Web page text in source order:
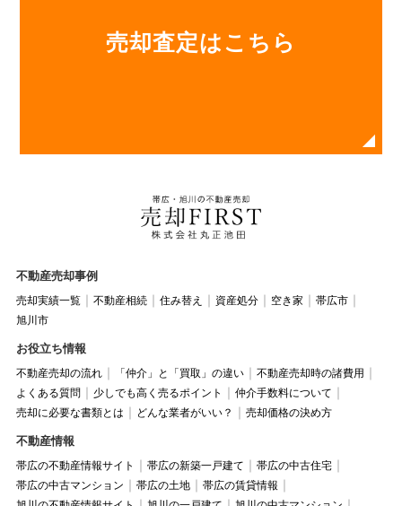
売却査定はこちら
不動産売却事例
売却実績一覧 不動産相続 住み替え 資産処分 空き家
帯広市
旭川市
お役立ち情報
不動産売却の流れ 「仲介」と「買取」の違い
不動産売却時の諸費用
よくある質問
少しでも高く売るポイント
仲介手数料について
売却に必要な書類とは
どんな業者がいい？ 売却価格の決め方
不動産情報
帯広の不動産情報サイト 帯広の新築一戸建て
帯広の中古住宅
帯広の中古マンション
帯広の土地
帯広の賃貸情報